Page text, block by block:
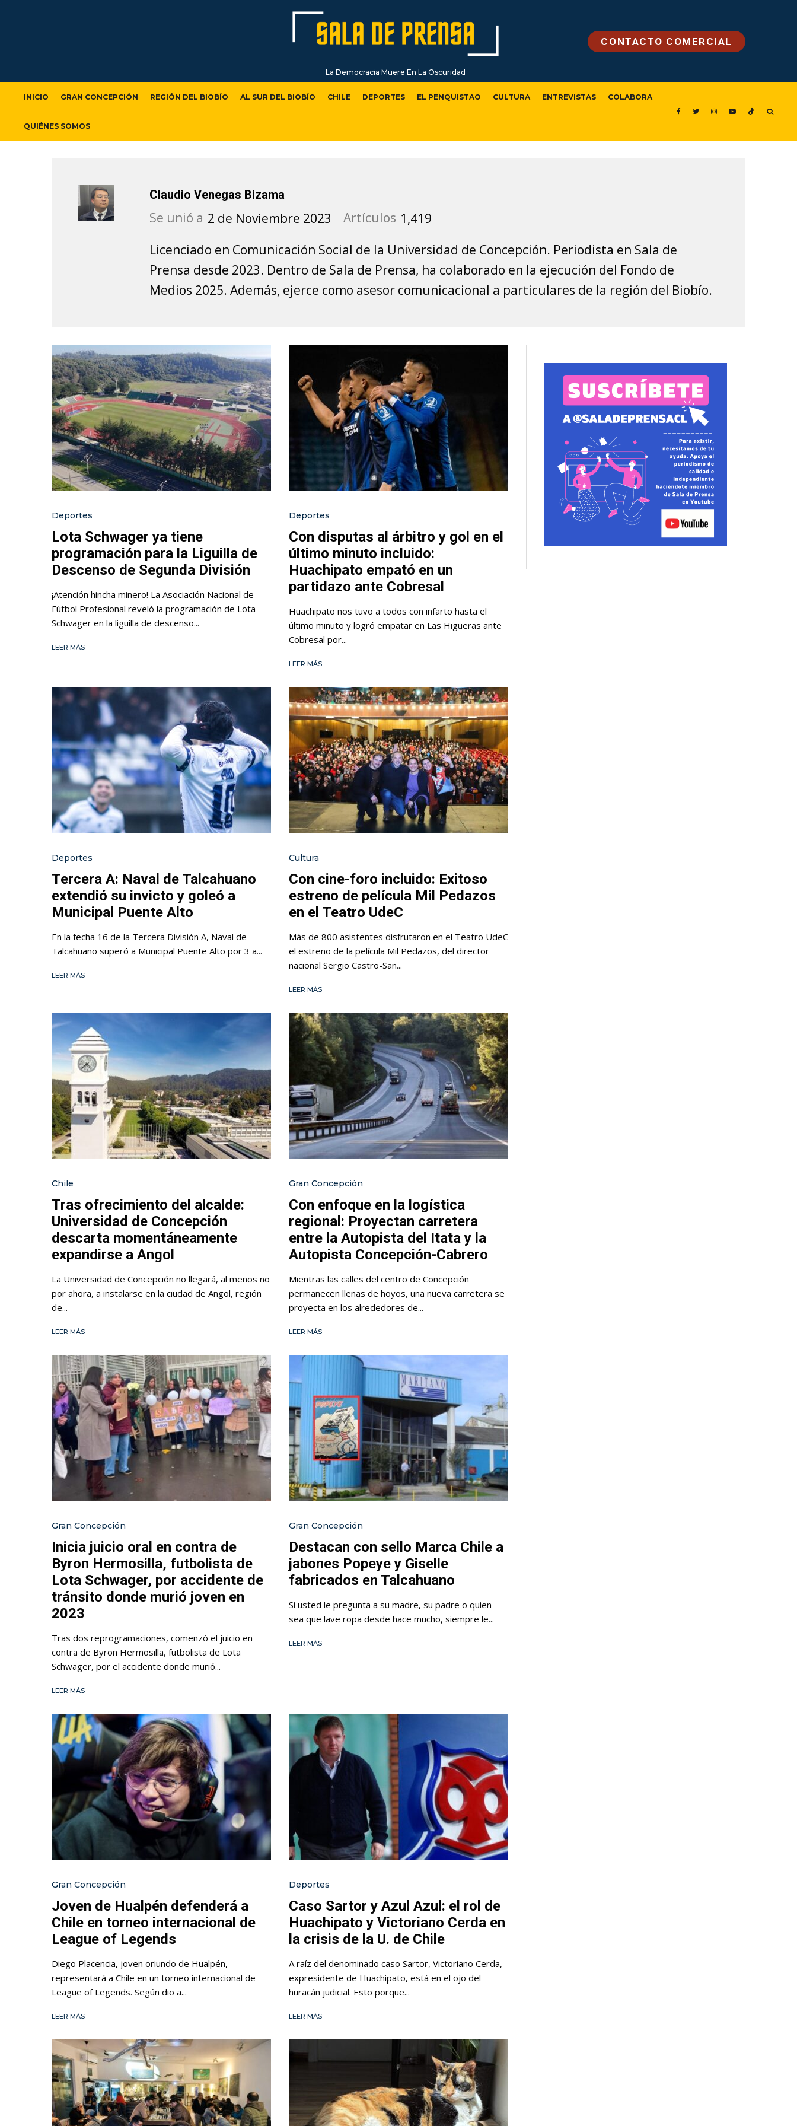
La Democracia Muere En La Oscuridad
CONTACTO COMERCIAL
INICIO GRAN CONCEPCIÓN REGIÓN DEL BIOBÍO AL SUR DEL BIOBÍO CHILE DEPORTES EL PENQUISTAO CULTURA ENTREVISTAS COLABORA
QUIÉNES SOMOS
Claudio Venegas Bizama
Se unió a 2 de Noviembre 2023 Artículos 1,419
Licenciado en Comunicación Social de la Universidad de Concepción. Periodista en Sala de
Prensa desde 2023. Dentro de Sala de Prensa, ha colaborado en la ejecución del Fondo de
Medios 2025. Además, ejerce como asesor comunicacional a particulares de la región del Biobío.
Deportes
Lota Schwager ya tiene
programación para la Liguilla de
Descenso de Segunda División
¡Atención hincha minero! La Asociación Nacional de
Fútbol Profesional reveló la programación de Lota
Schwager en la liguilla de descenso...
LEER MÁS
Deportes
Con disputas al árbitro y gol en el
último minuto incluido:
Huachipato empató en un
partidazo ante Cobresal
Huachipato nos tuvo a todos con infarto hasta el
último minuto y logró empatar en Las Higueras ante
Cobresal por...
LEER MÁS
Deportes
Tercera A: Naval de Talcahuano
extendió su invicto y goleó a
Municipal Puente Alto
En la fecha 16 de la Tercera División A, Naval de
Talcahuano superó a Municipal Puente Alto por 3 a...
LEER MÁS
Cultura
Con cine-foro incluido: Exitoso
estreno de película Mil Pedazos
en el Teatro UdeC
Más de 800 asistentes disfrutaron en el Teatro UdeC
el estreno de la película Mil Pedazos, del director
nacional Sergio Castro-San...
LEER MÁS
Chile
Tras ofrecimiento del alcalde:
Universidad de Concepción
descarta momentáneamente
expandirse a Angol
La Universidad de Concepción no llegará, al menos no
por ahora, a instalarse en la ciudad de Angol, región
de...
LEER MÁS
Gran Concepción
Con enfoque en la logística
regional: Proyectan carretera
entre la Autopista del Itata y la
Autopista Concepción-Cabrero
Mientras las calles del centro de Concepción
permanecen llenas de hoyos, una nueva carretera se
proyecta en los alrededores de...
LEER MÁS
Gran Concepción
Inicia juicio oral en contra de
Byron Hermosilla, futbolista de
Lota Schwager, por accidente de
tránsito donde murió joven en
2023
Tras dos reprogramaciones, comenzó el juicio en
contra de Byron Hermosilla, futbolista de Lota
Schwager, por el accidente donde murió...
LEER MÁS
Gran Concepción
Destacan con sello Marca Chile a
jabones Popeye y Giselle
fabricados en Talcahuano
Si usted le pregunta a su madre, su padre o quien
sea que lave ropa desde hace mucho, siempre le...
LEER MÁS
Gran Concepción
Joven de Hualpén defenderá a
Chile en torneo internacional de
League of Legends
Diego Placencia, joven oriundo de Hualpén,
representará a Chile en un torneo internacional de
League of Legends. Según dio a...
LEER MÁS
Deportes
Caso Sartor y Azul Azul: el rol de
Huachipato y Victoriano Cerda en
la crisis de la U. de Chile
A raíz del denominado caso Sartor, Victoriano Cerda,
expresidente de Huachipato, está en el ojo del
huracán judicial. Esto porque...
LEER MÁS